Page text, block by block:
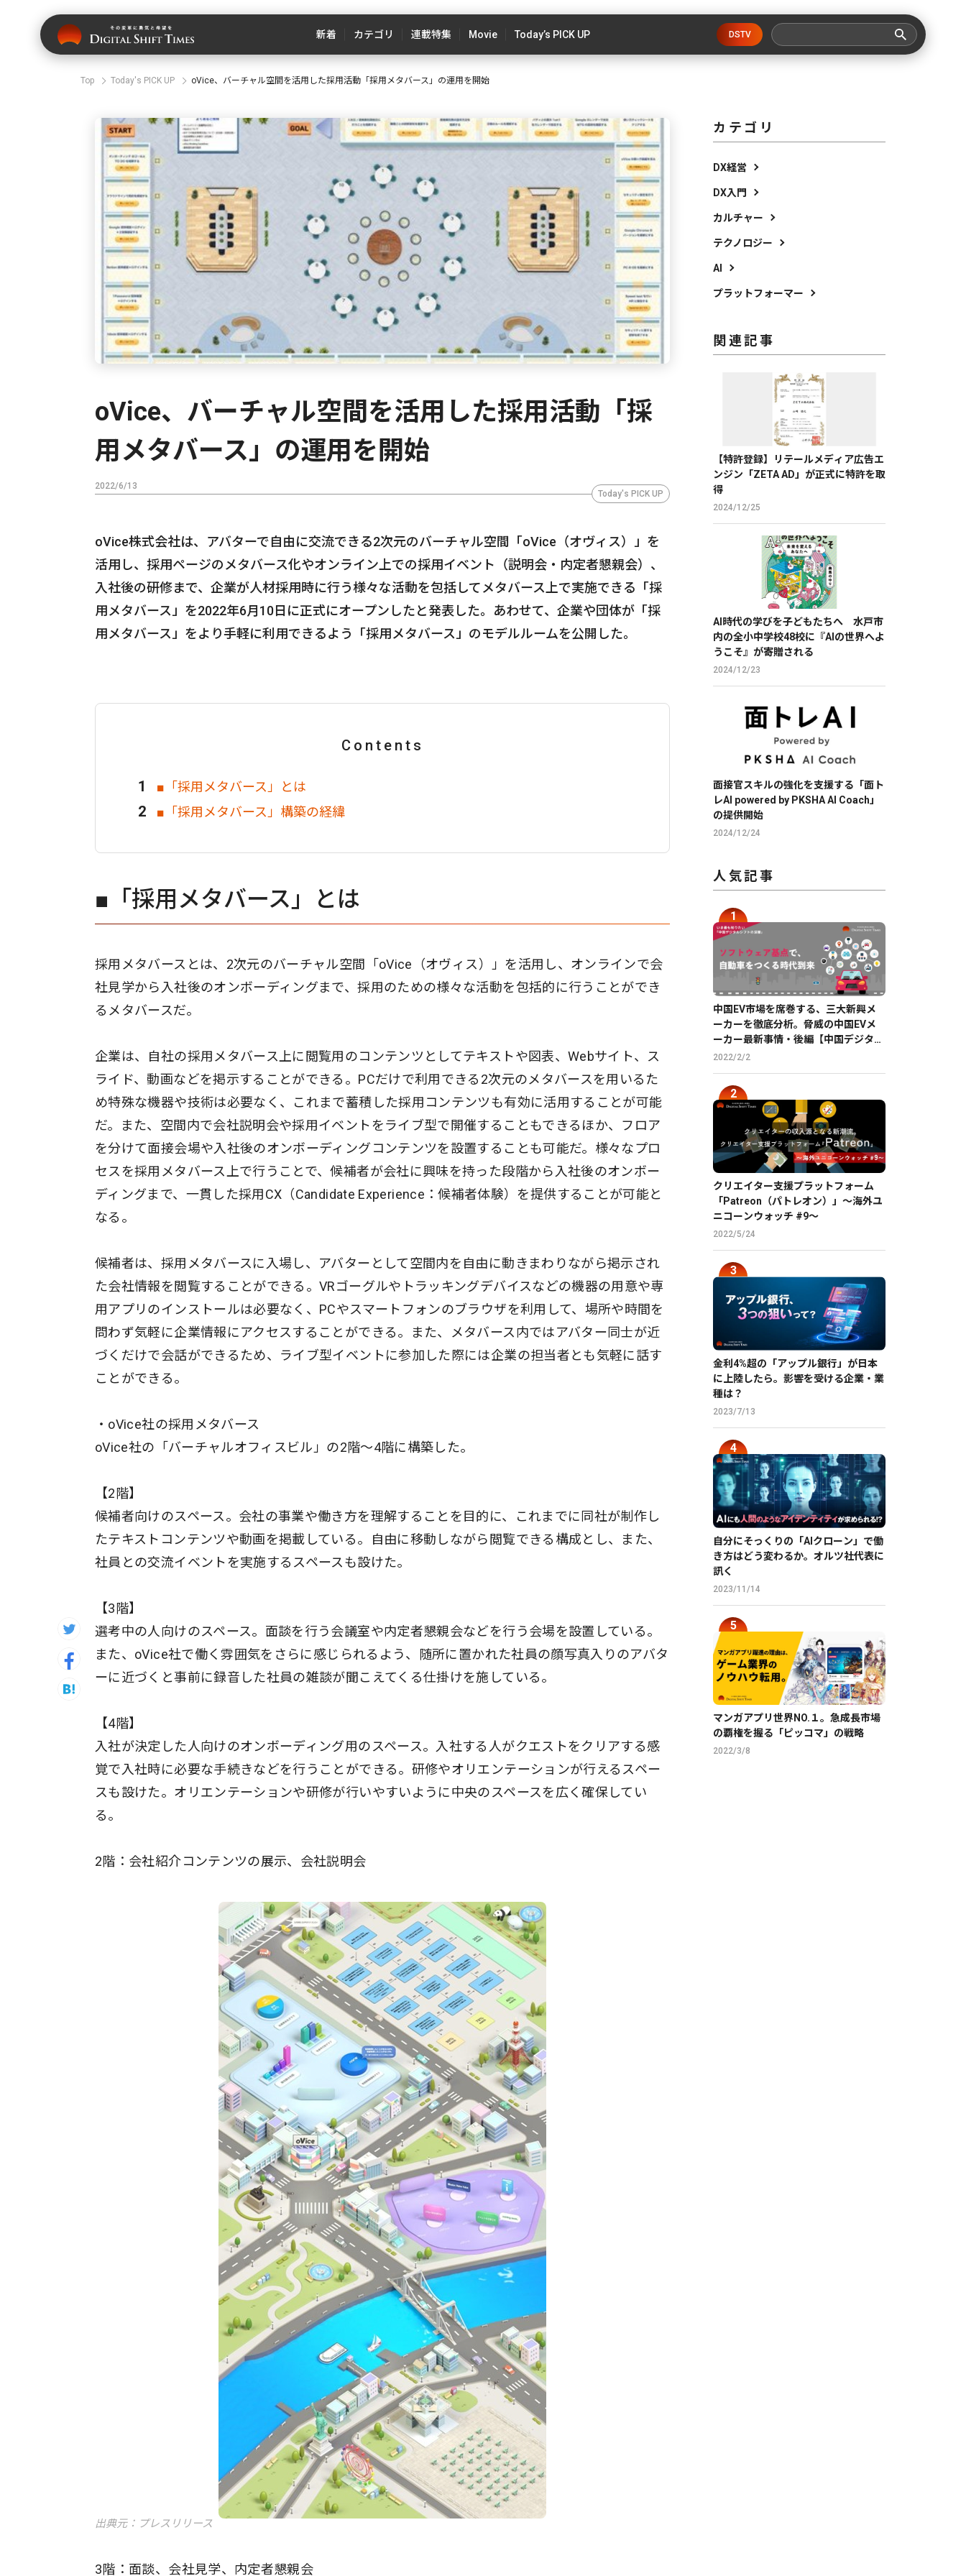
新着 カテゴリ 連載特集 Movie Today’s PICK UP DSTV
Top Today's PICK UP oVice、バーチャル空間を活用した採用活動「採用メタバース」の運用を開始
oVice、バーチャル空間を活用した採用活動「採
用メタバース」の運用を開始
2022/6/13
Today's PICK UP
oVice株式会社は、アバターで自由に交流できる2次元のバーチャル空間「oVice（オヴィス）」を
活用し、採用ページのメタバース化やオンライン上での採用イベント（説明会・内定者懇親会）、
入社後の研修まで、企業が人材採用時に行う様々な活動を包括してメタバース上で実施できる「採
用メタバース」を2022年6月10日に正式にオープンしたと発表した。あわせて、企業や団体が「採
用メタバース」をより手軽に利用できるよう「採用メタバース」のモデルルームを公開した。
Contents
■「採用メタバース」とは
■「採用メタバース」構築の経緯
■「採用メタバース」とは
採用メタバースとは、2次元のバーチャル空間「oVice（オヴィス）」を活用し、オンラインで会
社見学から入社後のオンボーディングまで、採用のための様々な活動を包括的に行うことができ
るメタバースだ。
企業は、自社の採用メタバース上に閲覧用のコンテンツとしてテキストや図表、Webサイト、ス
ライド、動画などを掲示することができる。PCだけで利用できる2次元のメタバースを用いるた
め特殊な機器や技術は必要なく、これまで蓄積した採用コンテンツも有効に活用することが可能
だ。また、空間内で会社説明会や採用イベントをライブ型で開催することもできるほか、フロア
を分けて面接会場や入社後のオンボーディングコンテンツを設置することも可能だ。様々なプロ
セスを採用メタバース上で行うことで、候補者が会社に興味を持った段階から入社後のオンボー
ディングまで、一貫した採用CX（Candidate Experience：候補者体験）を提供することが可能と
なる。
候補者は、採用メタバースに入場し、アバターとして空間内を自由に動きまわりながら掲示され
た会社情報を閲覧することができる。VRゴーグルやトラッキングデバイスなどの機器の用意や専
用アプリのインストールは必要なく、PCやスマートフォンのブラウザを利用して、場所や時間を
問わず気軽に企業情報にアクセスすることができる。また、メタバース内ではアバター同士が近
づくだけで会話ができるため、ライブ型イベントに参加した際には企業の担当者とも気軽に話す
ことができる。
・oVice社の採用メタバース
oVice社の「バーチャルオフィスビル」の2階〜4階に構築した。
【2階】
候補者向けのスペース。会社の事業や働き方を理解することを目的に、これまでに同社が制作し
たテキストコンテンツや動画を掲載している。自由に移動しながら閲覧できる構成とし、また、
社員との交流イベントを実施するスペースも設けた。
【3階】
選考中の人向けのスペース。面談を行う会議室や内定者懇親会などを行う会場を設置している。
また、oVice社で働く雰囲気をさらに感じられるよう、随所に置かれた社員の顔写真入りのアバタ
ーに近づくと事前に録音した社員の雑談が聞こえてくる仕掛けを施している。
【4階】
入社が決定した人向けのオンボーディング用のスペース。入社する人がクエストをクリアする感
覚で入社時に必要な手続きなどを行うことができる。研修やオリエンテーションが行えるスペー
スも設けた。オリエンテーションや研修が行いやすいように中央のスペースを広く確保してい
る。
2階：会社紹介コンテンツの展示、会社説明会
出典元：プレスリリース
3階：面談、会社見学、内定者懇親会
カテゴリ
DX経営
DX入門
カルチャー
テクノロジー
AI
プラットフォーマー
関連記事
【特許登録】リテールメディア広告エ
ンジン「ZETA AD」が正式に特許を取
得
2024/12/25
AI時代の学びを子どもたちへ 水戸市
内の全小中学校48校に『AIの世界へよ
うこそ』が寄贈される
2024/12/23
面接官スキルの強化を支援する「面ト
レAI powered by PKSHA AI Coach」
の提供開始
2024/12/24
人気記事
中国EV市場を席巻する、三大新興メ
ーカーを徹底分析。脅威の中国EVメ
ーカー最新事情・後編【中国デジタル
企業最前線】
2022/2/2
クリエイター支援プラットフォーム
「Patreon（パトレオン）」〜海外ユ
ニコーンウォッチ #9〜
2022/5/24
金利4%超の「アップル銀行」が日本
に上陸したら。影響を受ける企業・業
種は？
2023/7/13
自分にそっくりの「AIクローン」で働
き方はどう変わるか。オルツ社代表に
訊く
2023/11/14
マンガアプリ世界NO.１。急成長市場
の覇権を握る「ピッコマ」の戦略
2022/3/8